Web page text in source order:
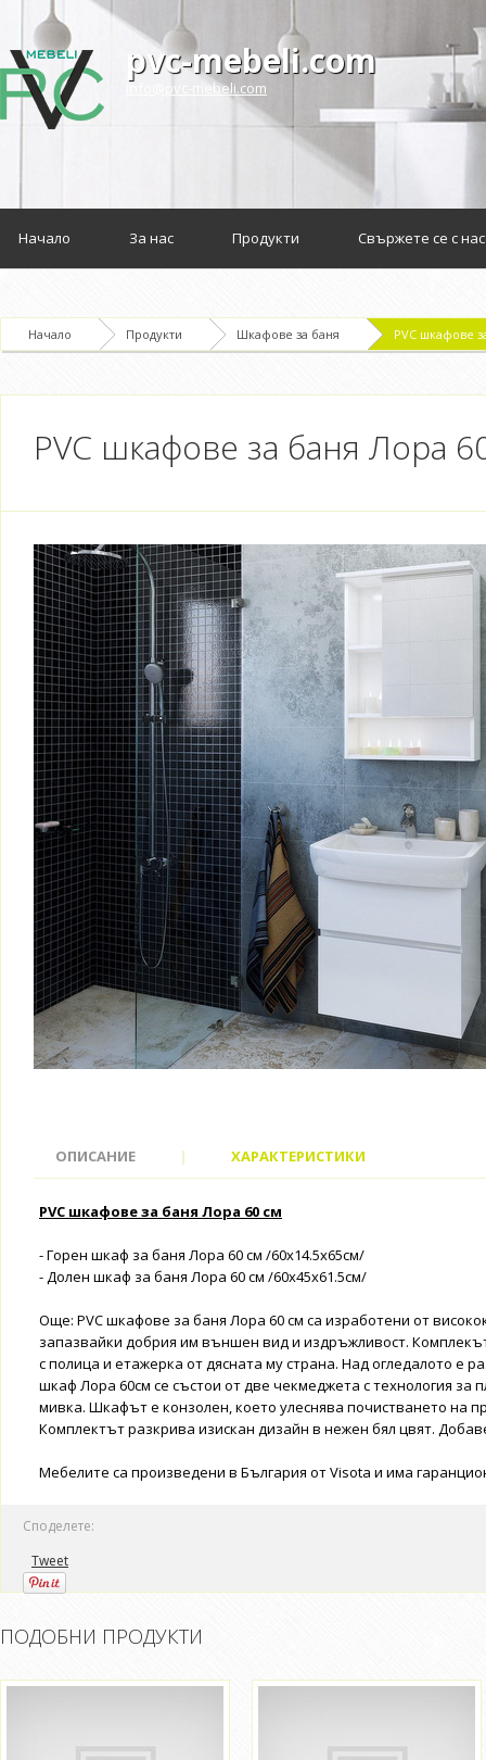
pvc-mebeli.com
info@pvc-mebeli.com
Начало За нас Продукти Свържете се с нас
Начало Продукти Шкафове за баня PVC шкафове
PVC шкафове за баня Лора
ОПИСАНИЕ | ХАРАКТЕРИСТИКИ
PVC шкафове за баня Лора 60 см
- Горен шкаф за баня Лора 60 см /60х14.5х65см/
- Долен шкаф за баня Лора 60 см /60х45х61.5см/
Още: PVC шкафове за баня Лора 60 см са изработени от
запазвайки добрия им външен вид и издръжливост.
с полица и етажерка от дясната му страна. Над огледалото е
шкаф Лора 60см се състои от две чекмеджета с технология
мивка. Шкафът е конзолен, което улеснява почистването на
Комплектът разкрива изискан дизайн в нежен бял цвят.
Мебелите са произведени в България от Visota и има
Споделете:
Tweet
ПОДОБНИ ПРОДУКТИ